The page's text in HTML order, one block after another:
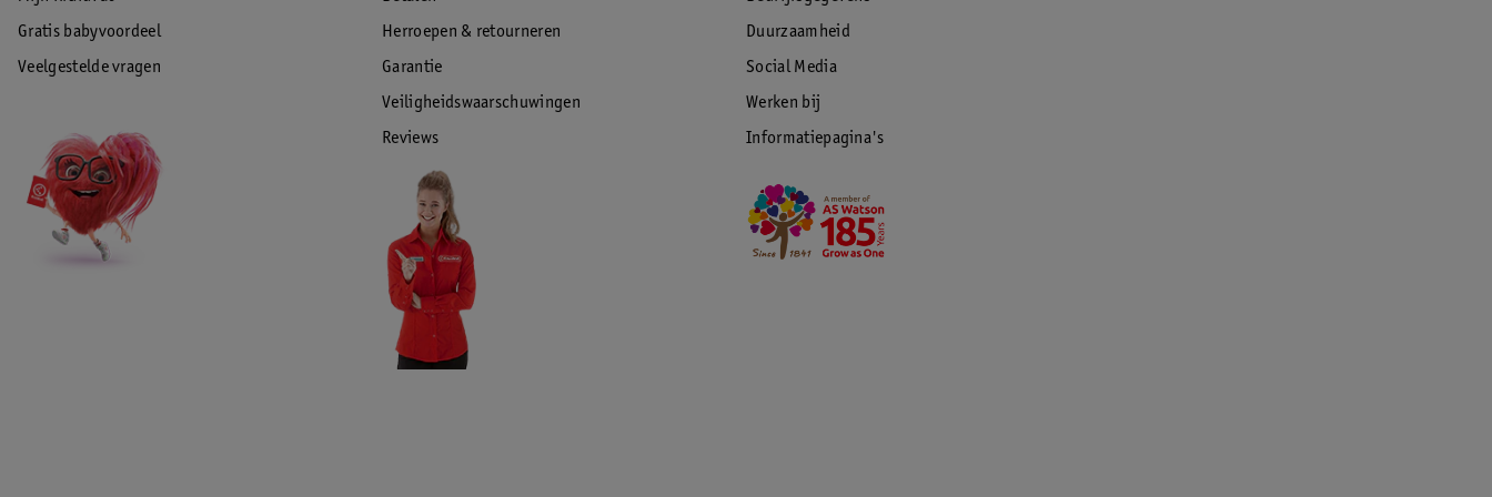
Gratis babyvoordeel
Veelgestelde vragen
Herroepen & retourneren
Garantie
Veiligheidswaarschuwingen
Reviews
Duurzaamheid
Social Media
Werken bij
Informatiepagina's